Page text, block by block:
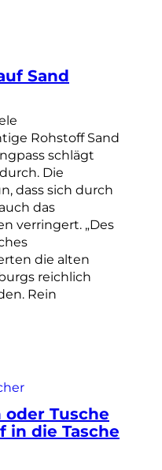
Sand
Rohstoff Sand
schlägt
Die
dass sich durch
das
verringert. „Des
die alten
reichlich
Rein
oder Tusche
in die Tasche